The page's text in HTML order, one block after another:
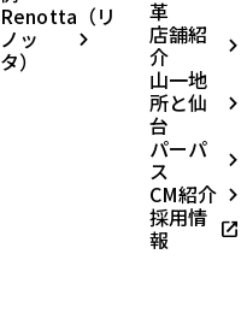
Renotta（リ
ノッ
タ）
arrow_forward_ios
革
店舗紹
介 arrow_forward_ios
山一地
所と仙
台
arrow_forward_ios
パーパ
ス arrow_forward_ios
CM紹介 arrow_forward_ios
採用情
報 open_in_new